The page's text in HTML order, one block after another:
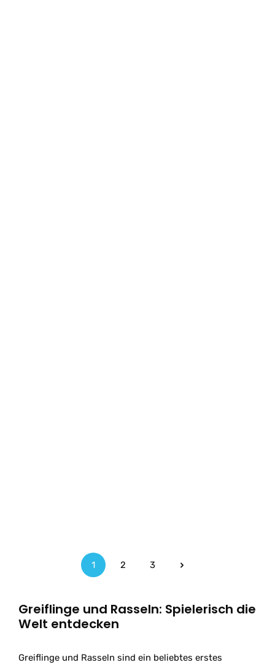
Seite
1
Seite
2
Seite
3
Greiflinge und Rasseln: Spielerisch die
Welt entdecken
Greiflinge und Rasseln sind ein beliebtes erstes